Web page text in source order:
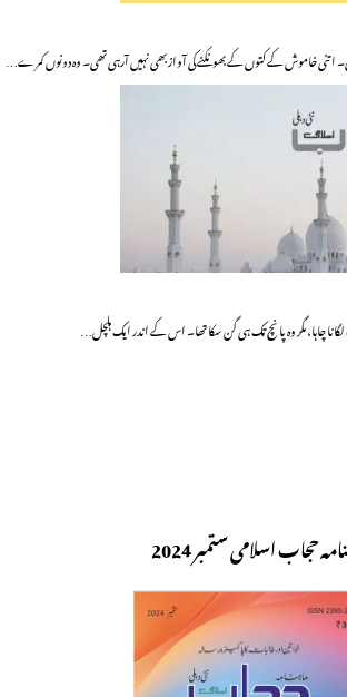
خاموش کے کتوں کے بھونکنے کی آواز بھی نہیں آرہی تھی۔ وہ دونوں کمرے…
چاہا، مگر وہ پانچ تک ہی گن سکا تھا۔ اس کے اندر ایک ہلچل…
حجاب اسلامی ستمبر 2024